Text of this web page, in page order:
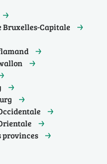
Bruxelles-Capitale
provinces